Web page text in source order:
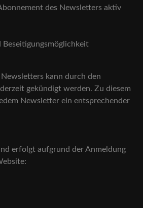
des Newsletters aktiv
kann durch den
gekündigt werden. Zu diesem
Newsletter ein entsprechender
erfolgt aufgrund der Anmeldung